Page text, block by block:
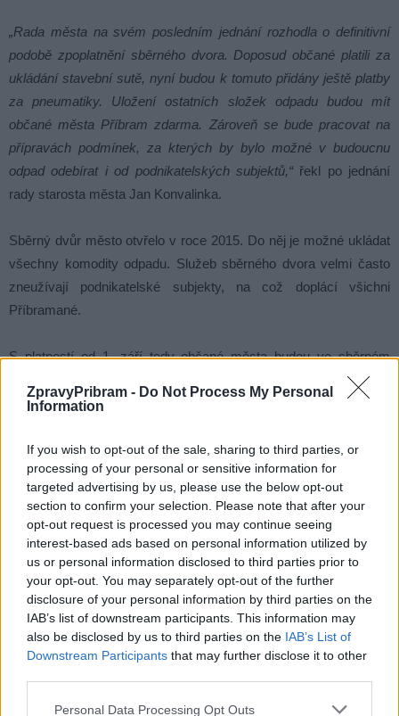
ZpravyPribram - Do Not Process My Personal
Information
If you wish to opt-out of the sale, sharing to third parties, or
processing of your personal or sensitive information for
targeted advertising by us, please use the below opt-out
section to confirm your selection. Please note that after your
opt-out request is processed you may continue seeing
interest-based ads based on personal information utilized by
us or personal information disclosed to third parties prior to
your opt-out. You may separately opt-out of the further
disclosure of your personal information by third parties on the
IAB’s list of downstream participants. This information may
also be disclosed by us to third parties on the IAB’s List of
Downstream Participants that may further disclose it to other
Personal Data Processing Opt Outs
„Rada města na svém posledním jednání rozhodla o definitivní
podobě zpoplatnění sběrného dvora. Doposud občané platili za
ukládání stavební sutě, nyní budou k tomuto přidány ještě platby
za pneumatiky. Uložení ostatních složek odpadu budou mít
občané města Příbram zdarma. Zároveň se bude pracovat na
přípravách podmínek, za kterých by bylo možné v budoucnu
odpad odebírat i od podnikatelských subjektů,“řekl po jednání
rady starosta města Jan Konvalinka.
Sběrný dvůr město otvřelo v roce 2015. Do něj je možné ukládat
všechny komodity odpadu. Služeb sběrného dvora velmi často
zneužívají podnikatelské subjekty, na což doplácí všichni
Příbramané.
S platností od 1. září tedy občané města budou ve sběrném
dvoře platit za uložení stavební sutě 1 Kč/kg a za uložení
pneumatik (50 Kč/1 ks osobní automobil, 100 Kč/1 ks nákladní
Platby, které byly v průběhu srpna vybrány od občanů za
ukládání odpadů ve sběrném dvoře, s výjimkou stavební sutě,
budou na vyžádání Technickými službami vráceny. Informace,
jakým způsobem postupovat jsou k dispozici na webových
stránkách Technických služeb Příbram.
Komentáře
odpad omluva poplatky Příbram Sběrný dvůr